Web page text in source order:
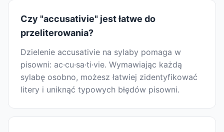
Czy "accusativie" jest łatwe do
przeliterowania?
Dzielenie accusativie na sylaby pomaga w
pisowni: ac·cu·sa·ti·vie. Wymawiając każdą
sylabę osobno, możesz łatwiej zidentyfikować
litery i uniknąć typowych błędów pisowni.